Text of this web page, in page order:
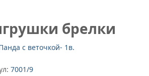
брелки
с веточкой- 1в.
7001/9